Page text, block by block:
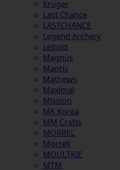
Krüger
Last Chance
LASTCHANCE
Legend Archery
Leitold
Magnus
Mantis
Mathews
Maximal
Mission
MK Korea
MM Crafts
MORREL
Morrell
MOULTRIE
MTM